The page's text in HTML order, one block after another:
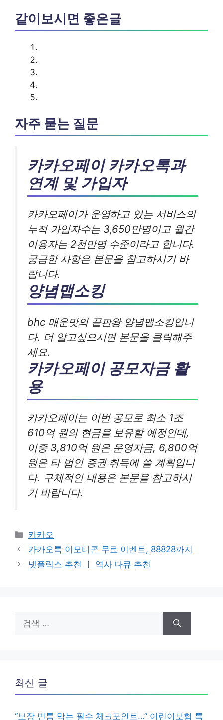
같이보시면 좋은글
자주 묻는 질문
카카오페이 카카오톡과
연계 및 가입자
카카오페이가 운영하고 있는 서비스의
누적 가입자수는 3,650만명이고 월간
이용자는 2천만명 수준이라고 합니다.
궁금한 사항은 본문을 참고하시기 바
랍니다.
양념맵소킹
bhc 매운맛의 끝판왕 양념맵소킹입니
다. 더 알고싶으시면 본문을 클릭해주
세요.
카카오페이 공모자금 활
용
카카오페이는 이번 공모로 최소 1조
610억 원의 현금을 보유할 예정인데,
이중 3,810억 원은 운영자금, 6,800억
원은 타 법인 증권 취득에 쓸 계획입니
다. 구체적인 내용은 본문을 참고하시
기 바랍니다.
카
테
리
카카오
카카오톡 이모티콘 무료 이벤트, 88828까지
넷플릭스 추천 ㅣ 역사 다큐 추천
색:
최신 글
“보장 빈틈 막는 필수 체크포인트…” 어린이보험 특